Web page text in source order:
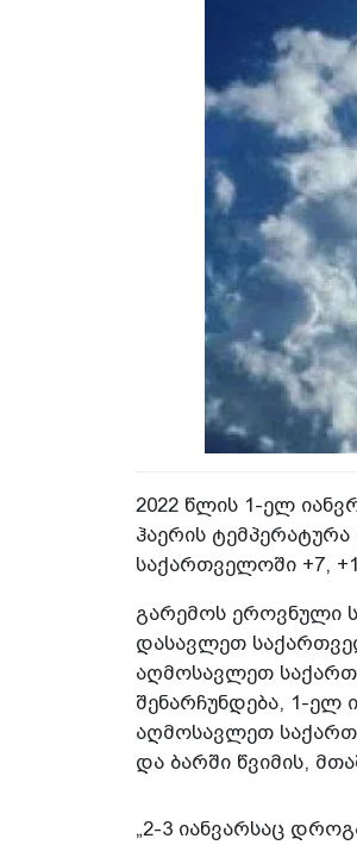
2022 წლის 1-ელ
ჰაერის
საქართველოში +7,
გარემოს ეროვნული
დასავლეთ
აღმოსავლეთ
შენარჩუნდება, 1-
აღმოსავლეთ
და ბარში წვიმის,
„2-3 იანვარსაც